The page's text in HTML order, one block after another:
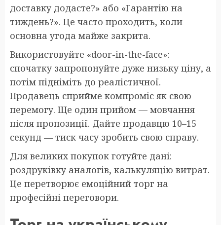
доставку додасте?» або «Гарантію на
тиждень?». Це часто проходить, коли
основна угода майже закрита.
Використовуйте «door-in-the-face»:
спочатку запропонуйте дуже низьку ціну, а
потім підніміть до реалістичної.
Продавець сприйме компроміс як свою
перемогу. Ще один прийом — мовчання
після пропозиції. Дайте продавцю 10–15
секунд — тиск часу зробить свою справу.
Для великих покупок готуйте дані:
роздруківку аналогів, калькуляцію витрат.
Це перетворює емоційний торг на
професійні переговори.